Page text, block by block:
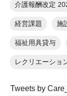
介護報酬改定
経営課題 施
福祉用具貸与
レクリエーショ
Tweets by